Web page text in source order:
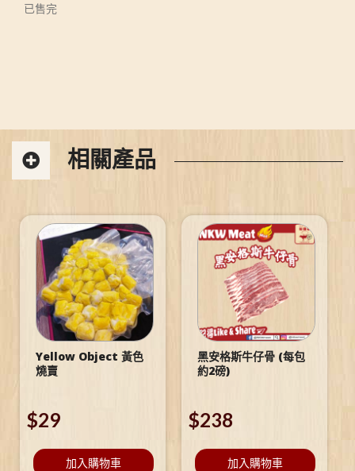
已售完
相關產品
Yellow Object 黃色
燒賣
$29
加入購物車
黑安格斯牛仔骨 (每包
約2磅)
$238
加入購物車